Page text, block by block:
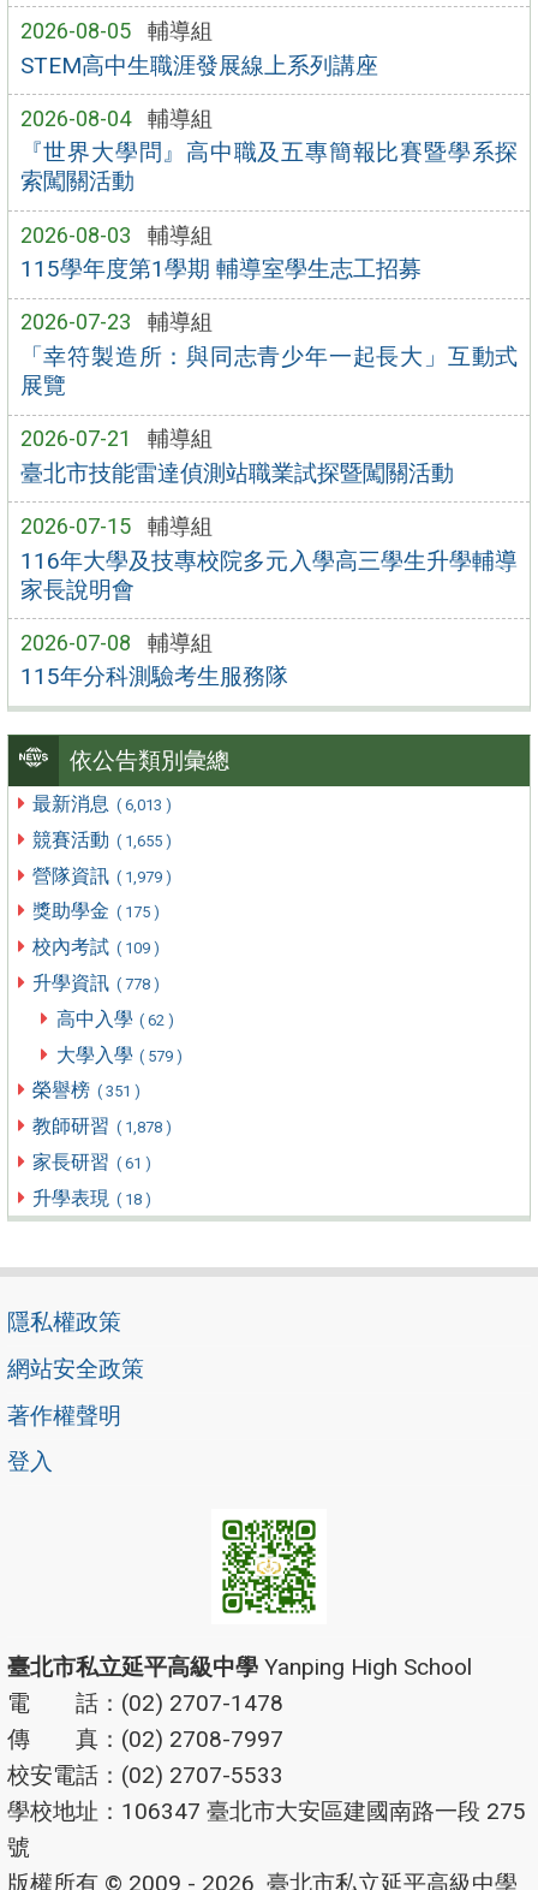
2026-08-05 輔導組
STEM高中生職涯發展線上系列講座
2026-08-04 輔導組
『世界大學問』高中職及五專簡報比賽暨學系探
索闖關活動
2026-08-03 輔導組
115學年度第1學期 輔導室學生志工招募
2026-07-23 輔導組
「幸符製造所：與同志青少年一起長大」互動式
展覽
2026-07-21 輔導組
臺北市技能雷達偵測站職業試探暨闖關活動
2026-07-15 輔導組
116年大學及技專校院多元入學高三學生升學輔導
家長說明會
2026-07-08 輔導組
115年分科測驗考生服務隊
依公告類別彙總
最新消息 ( 6,013 )
競賽活動 ( 1,655 )
營隊資訊 ( 1,979 )
獎助學金 ( 175 )
校內考試 ( 109 )
升學資訊 ( 778 )
高中入學 ( 62 )
大學入學 ( 579 )
榮譽榜 ( 351 )
教師研習 ( 1,878 )
家長研習 ( 61 )
升學表現 ( 18 )
隱私權政策
網站安全政策
著作權聲明
登入
臺北市私立延平高級中學 Yanping High School
電 話：(02) 2707-1478
傳 真：(02) 2708-7997
校安電話：(02) 2707-5533
學校地址：106347 臺北市大安區建國南路一段 275
號
版權所有 © 2009 - 2026 臺北市私立延平高級中學